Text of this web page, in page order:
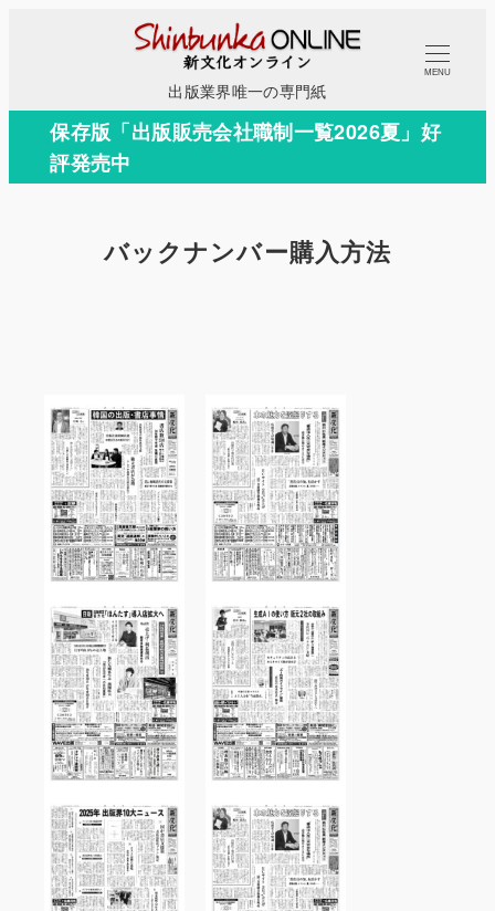
コ
テ
出版業界唯一の専門紙
MENU
保存版「出版販売会社職制一覧2026夏」好
評発売中
バックナンバー購入方法